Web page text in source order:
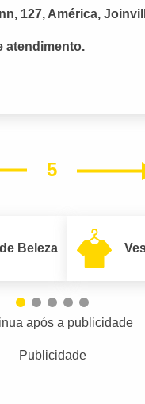
127, América,
atendimento.
5
Beleza
após a publicidade
Publicidade